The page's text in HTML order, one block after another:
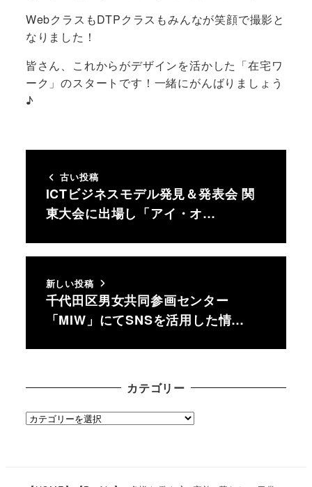
WebクラスもDTPクラスもみんなが笑顔で撮影と
なりました！
皆さん、これからがデザインを活かした「在宅ワ
ーク」のスタートです！一緒にがんばりましょう
♪
古い投稿
ICTビジネスモデル発見＆発表会 関
東大会に出場し「アイ・オ…
新しい投稿
千代田区男女共同参画センター
「MIW」にてSNSを活用した情…
カテゴリー
カ